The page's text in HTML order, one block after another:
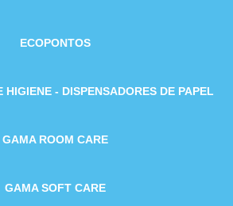
ECOPONTOS
HIGIENE - DISPENSADORES DE PAPEL
GAMA ROOM CARE
GAMA SOFT CARE